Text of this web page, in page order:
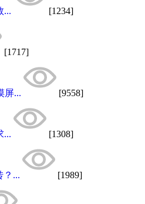
... [1234]
[1717]
屏... [9558]
... [1308]
？... [1989]